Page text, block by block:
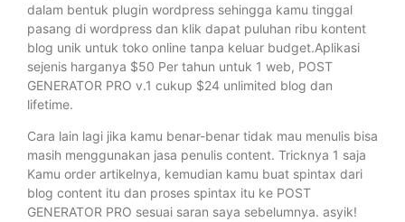
dalam bentuk plugin wordpress sehingga kamu tinggal
pasang di wordpress dan klik dapat puluhan ribu kontent
blog unik untuk toko online tanpa keluar budget.Aplikasi
sejenis harganya $50 Per tahun untuk 1 web, POST
GENERATOR PRO v.1 cukup $24 unlimited blog dan
lifetime.
Cara lain lagi jika kamu benar-benar tidak mau menulis bisa
masih menggunakan jasa penulis content. Tricknya 1 saja
Kamu order artikelnya, kemudian kamu buat spintax dari
blog content itu dan proses spintax itu ke POST
GENERATOR PRO sesuai saran saya sebelumnya. asyik!